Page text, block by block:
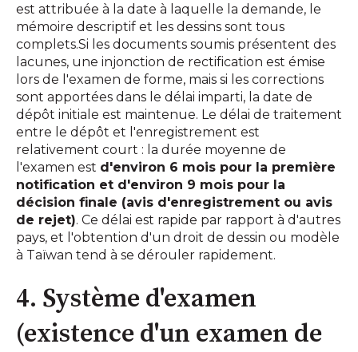
est attribuée à la date à laquelle la demande, le
mémoire descriptif et les dessins sont tous
complets.Si les documents soumis présentent des
lacunes, une injonction de rectification est émise
lors de l'examen de forme, mais si les corrections
sont apportées dans le délai imparti, la date de
dépôt initiale est maintenue. Le délai de traitement
entre le dépôt et l'enregistrement est
relativement court : la durée moyenne de
l'examen est d'environ 6 mois pour la première
notification et d'environ 9 mois pour la
décision finale (avis d'enregistrement ou avis
de rejet). Ce délai est rapide par rapport à d'autres
pays, et l'obtention d'un droit de dessin ou modèle
à Taïwan tend à se dérouler rapidement.
4. Système d'examen
(existence d'un examen de